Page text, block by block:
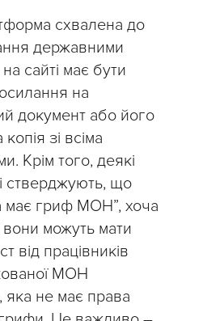
схвалена до
державними
сайті має бути
на
документ або його
зі всіма
Крім того, деякі
стверджують, що
має гриф МОН”, хоча
вони можуть мати
від працівників
МОН
яка не має права